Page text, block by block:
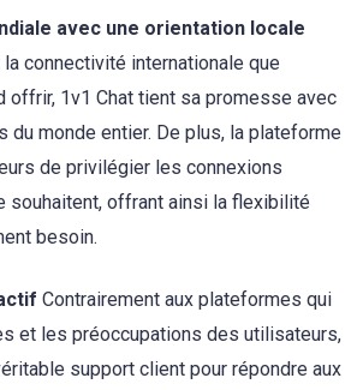
avec une orientation locale
la connectivité internationale que
offrir, 1v1 Chat tient sa promesse avec
du monde entier. De plus, la plateforme
de privilégier les connexions
souhaitent, offrant ainsi la flexibilité
besoin.
Contrairement aux plateformes qui
et les préoccupations des utilisateurs,
support client pour répondre aux